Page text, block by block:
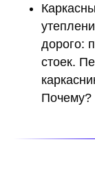
дорого:
стоек.
Почему?